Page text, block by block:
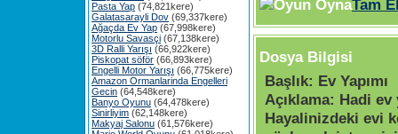
Pasta Yap (74,821kere)
Galatasarayli Dov (69,337kere)
Ağaçda Ev Yap (67,998kere)
Motorlu Savasçi (67,138kere)
3D Ralli Yarışı (66,922kere)
Piskopat söför (66,893kere)
Engelli Motor Yarışı (66,775kere)
Amazon Ormanlarinda Engelleri
Gecin (64,548kere)
Banyo Oyunu (64,478kere)
Sinirliyim (62,148kere)
Makyaj Salonu (61,576kere)
Tam
Dosya Bilgisi
Başlık: Ev Yapımı
Açıklama: Hadi ev
Hayalinizdeki evi